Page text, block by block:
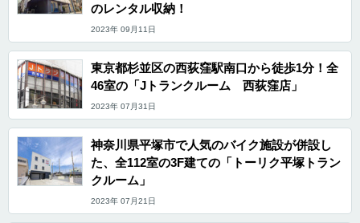
のレンタル収納！
2023年 09月11日
東京都杉並区の西荻窪駅南口から徒歩1分！全
46室の「Jトランクルーム 西荻窪店」
2023年 07月31日
神奈川県平塚市で人気のバイク施設が併設し
た、全112室の3F建ての「トーリク平塚トラン
クルーム」
2023年 07月21日